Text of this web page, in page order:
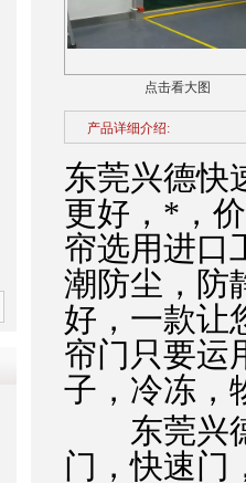
点击看大图
产品详细介绍:
东莞兴德快
更好，*，
帘选用进口
潮防尘，防
好，一款让
帘门只要运
子，冷冻，
东莞兴德
门，快速门